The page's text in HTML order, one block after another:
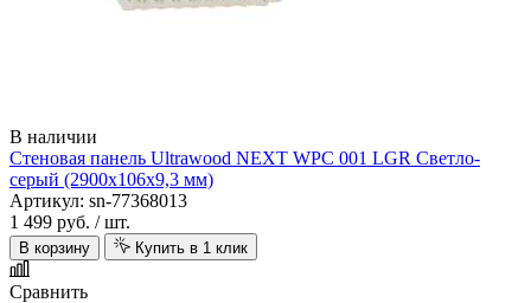
В наличии
Стеновая панель Ultrawood NEXT WPC 001 LGR Светло-
серый (2900х106х9,3 мм)
Артикул: sn-77368013
1 499 руб. / шт.
В корзину Купить в 1 клик
Сравнить